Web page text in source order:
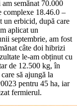
semănat 70.000
complexe 18.46.0 –
un erbicid, după care
aplicat un
septembrie, am fost
câte doi hibrizi
le-am obținut cu
de 12.500 kg, în
să ajungă la
pentru 45 ha, iar
fermierul.